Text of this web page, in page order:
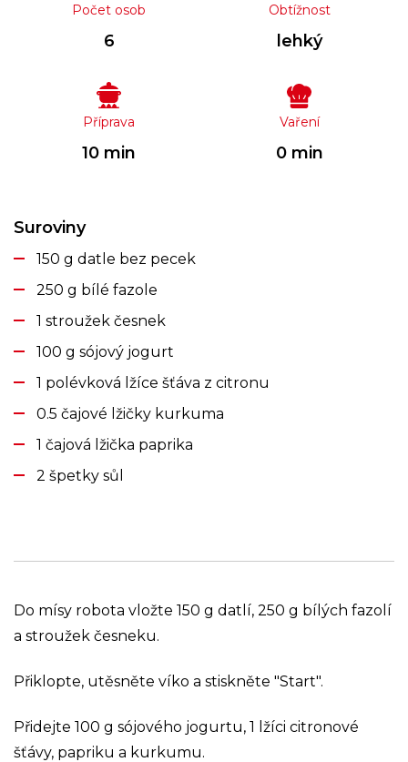
Počet osob
6
Obtížnost
lehký
Příprava
10 min
Vaření
0 min
Suroviny
150 g datle bez pecek
250 g bílé fazole
1 stroužek česnek
100 g sójový jogurt
1 polévková lžíce šťáva z citronu
0.5 čajové lžičky kurkuma
1 čajová lžička paprika
2 špetky sůl
Do mísy robota vložte 150 g datlí, 250 g bílých fazolí
a stroužek česneku.
Přiklopte, utěsněte víko a stiskněte "Start".
Přidejte 100 g sójového jogurtu, 1 lžíci citronové
šťávy, papriku a kurkumu.